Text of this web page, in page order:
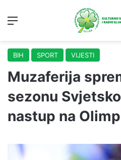
BIH SPORT VIJESTI
Muzaferija
sezonu
nastup na